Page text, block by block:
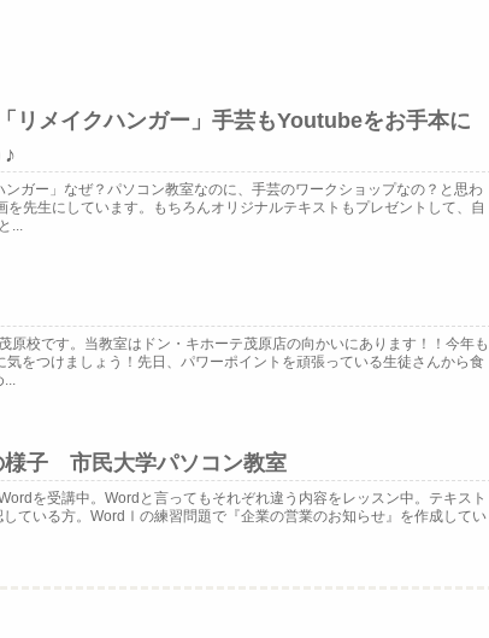
リメイクハンガー」手芸もYoutubeをお手本に
ガー」なぜ？パソコン教室なのに、手芸のワークショップなの？と思わ
先生にしています。もちろんオリジナルテキストもプレゼントして、自
...
校です。当教室はドン・キホーテ茂原店の向かいにあります！！今年も
をつけましょう！先日、パワーポイントを頑張っている生徒さんから食
...
子 市民大学パソコン教室
を受講中。Wordと言ってもそれぞれ違う内容をレッスン中。テキスト
ている方。WordⅠの練習問題で『企業の営業のお知らせ』を作成してい